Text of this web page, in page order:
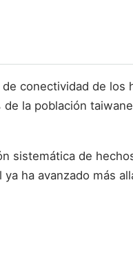
conectividad de
la población
sistemática de
ha avanzado más